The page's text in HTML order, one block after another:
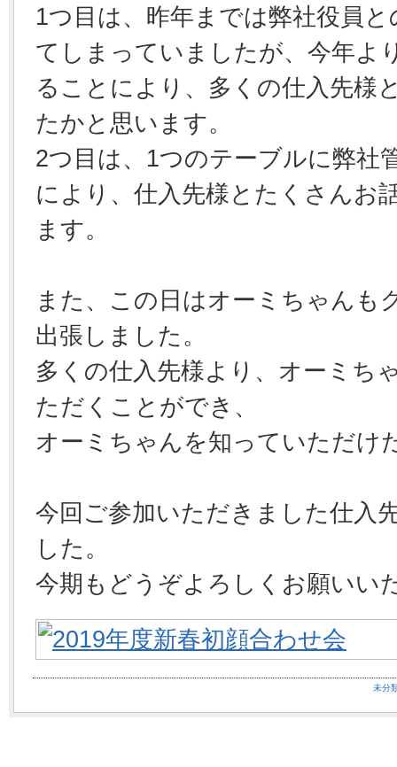
1つ目は、昨年までは弊社役員
てしまっていましたが、今年よ
ることにより、多くの仕入先様
たかと思います。
2つ目は、1つのテーブルに弊社
により、仕入先様とたくさんお
ます。
また、この日はオーミちゃんも
出張しました。
多くの仕入先様より、オーミち
ただくことができ、
オーミちゃんを知っていただけ
今回ご参加いただきました仕入
した。
今期もどうぞよろしくお願いい
未分